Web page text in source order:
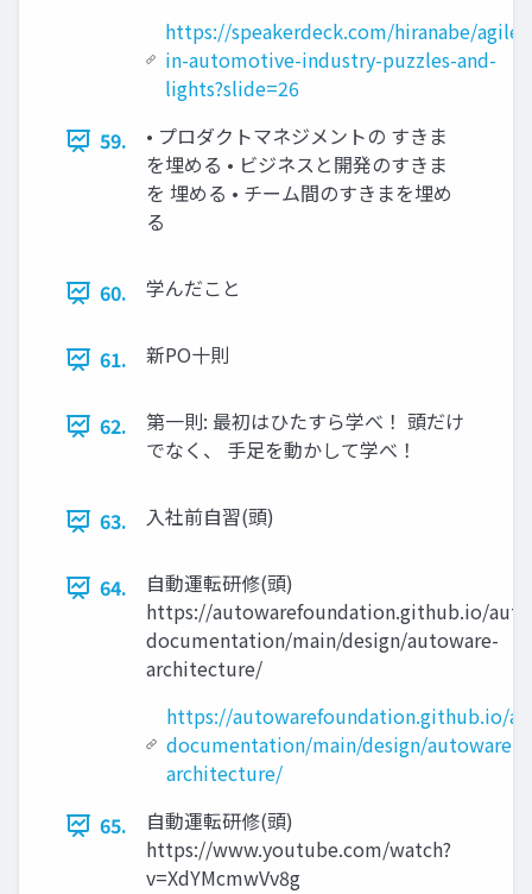
https://speakerdeck.com/hiranabe/agile-
in-automotive-industry-puzzles-and-
lights?slide=26
59.
• プロダクトマネジメントの すきま
を埋める • ビジネスと開発のすきま
を 埋める • チーム間のすきまを埋め
る
60. 学んだこと
61. 新PO十則
62.
第一則: 最初はひたすら学べ！ 頭だけ
でなく、 手足を動かして学べ！
63. 入社前自習(頭)
64.
自動運転研修(頭)
https://autowarefoundation.github.io/
documentation/main/design/autoware-
architecture/
https://autowarefoundation.github.io/
documentation/main/design/autoware-
architecture/
65.
自動運転研修(頭)
https://www.youtube.com/watch?
v=XdYMcmwVv8g